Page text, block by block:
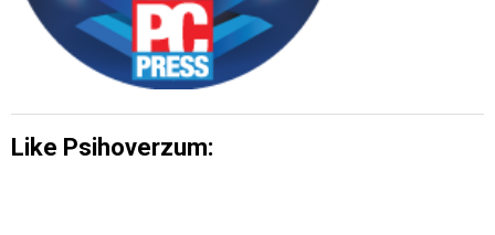
Like Psihoverzum: